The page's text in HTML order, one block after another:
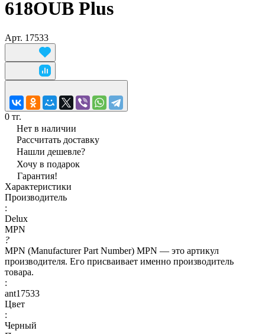
618OUB Plus
Арт. 17533
0 тг.
Нет в наличии
Рассчитать доставку
Нашли дешевле?
Хочу в подарок
Гарантия!
Характеристики
Производитель
:
Delux
MPN
?
MPN (Manufacturer Part Number) MPN — это артикул
производителя. Его присваивает именно производитель
товара.
:
ant17533
Цвет
:
Черный